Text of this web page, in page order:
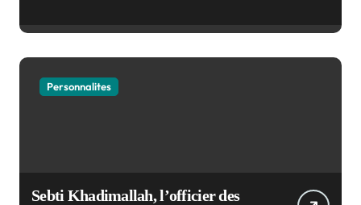
Personnalites
Sebti Khadimallah, l’officier des